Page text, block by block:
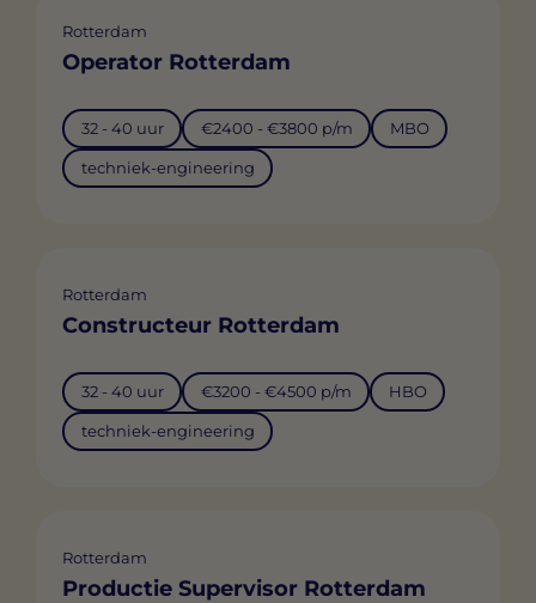
Rotterdam
Operator Rotterdam
32 - 40 uur €2400 - €3800 p/m MBO
techniek-engineering
Rotterdam
Constructeur Rotterdam
32 - 40 uur €3200 - €4500 p/m HBO
techniek-engineering
Rotterdam
Productie Supervisor Rotterdam